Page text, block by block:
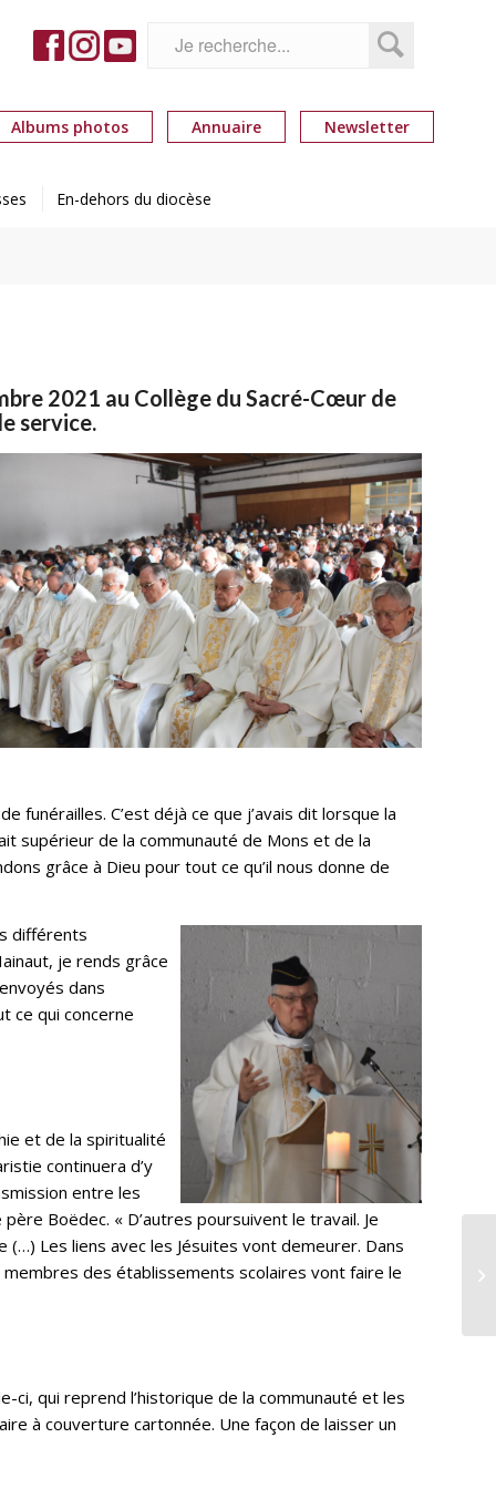
Albums photos Annuaire Newsletter
En-dehors du diocèse
2021 au Collège du Sacré-Cœur de
service.
funérailles. C’est déjà ce que j’avais dit lorsque la
supérieur de la communauté de Mons et de la
grâce à Dieu pour tout ce qu’il nous donne de
différents
je rends grâce
dans
ce qui concerne
et de la spiritualité
continuera d’y
entre les
Boëdec. « D’autres poursuivent le travail. Je
Les liens avec les Jésuites vont demeurer. Dans
des établissements scolaires vont faire le
ci, qui reprend l’historique de la communauté et les
à couverture cartonnée. Une façon de laisser un